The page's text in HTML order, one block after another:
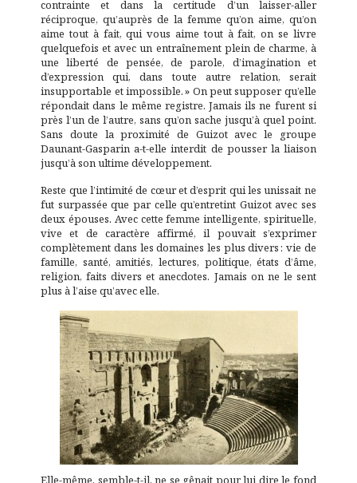
contrainte et dans la certitude d’un laisser-aller
réciproque, qu’auprès de la femme qu’on aime, qu’on
aime tout à fait, qui vous aime tout à fait, on se livre
quelquefois et avec un entraînement plein de charme, à
une liberté de pensée, de parole, d’imagination et
d’expression qui, dans toute autre relation, serait
insupportable et impossible. » On peut supposer qu’elle
répondait dans le même registre. Jamais ils ne furent si
près l’un de l’autre, sans qu’on sache jusqu’à quel point.
Sans doute la proximité de Guizot avec le groupe
Daunant-Gasparin a-t-elle interdit de pousser la liaison
jusqu’à son ultime développement.
Reste que l’intimité de cœur et d’esprit qui les unissait ne
fut surpassée que par celle qu’entretint Guizot avec ses
deux épouses. Avec cette femme intelligente, spirituelle,
vive et de caractère affirmé, il pouvait s’exprimer
complètement dans les domaines les plus divers : vie de
famille, santé, amitiés, lectures, politique, états d’âme,
religion, faits divers et anecdotes. Jamais on ne le sent
plus à l’aise qu’avec elle.
Elle-même, semble-t-il, ne se gênait pour lui dire le fond